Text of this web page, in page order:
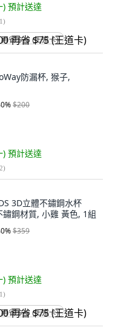
) 預計送達
1)
省 $75 (王道卡)
防漏杯, 猴子,
%$200
) 預計送達
2)
3D立體不鏽鋼水杯
鋼材質, 小雞 黃色, 1組
%$359
) 預計送達
1)
省 $75 (王道卡)